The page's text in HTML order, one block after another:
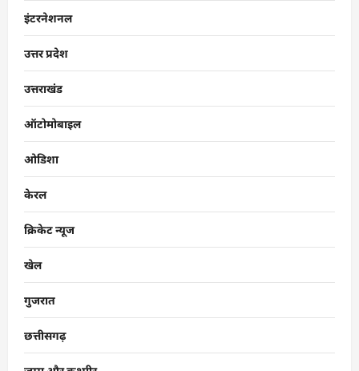
इंटरनेशनल
उत्तर प्रदेश
उत्तराखंड
ऑटोमोबाइल
ओडिशा
केरल
क्रिकेट न्यूज
खेल
गुजरात
छत्तीसगढ़